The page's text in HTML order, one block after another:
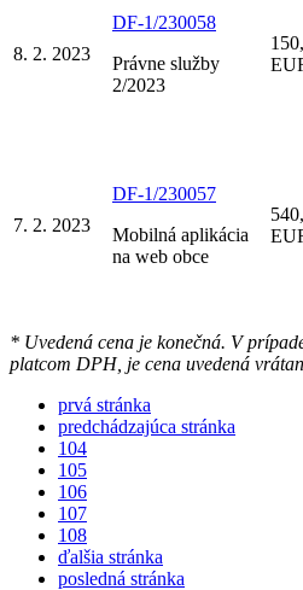
8. 2. 2023
DF-1/230058
Právne služby
2/2023
7. 2. 2023
DF-1/230057
Mobilná aplikácia
na web obce
* Uvedená cena je konečná. V
platcom DPH, je cena uvedená
prvá stránka
predchádzajúca stránka
104
105
106
107
108
ďalšia stránka
posledná stránka